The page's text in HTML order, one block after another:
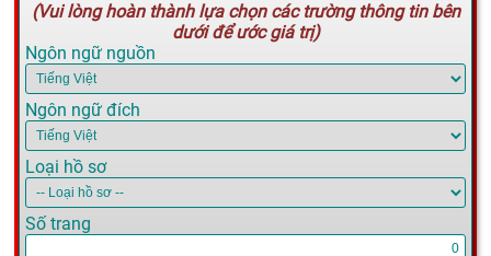
(Vui lòng hoàn thành lựa chọn các trường thông tin bên
dưới để ước giá trị)
Ngôn ngữ nguồn
Ngôn ngữ đích
Loại hồ sơ
Số trang